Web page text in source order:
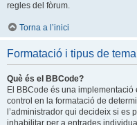
regles del fòrum.
Torna a l’inici
Formatació i tipus de tema
Què és el BBCode?
El BBCode és una
control en la formatació de
l’administrador qui decideix si es
inhabilitar per a entrades